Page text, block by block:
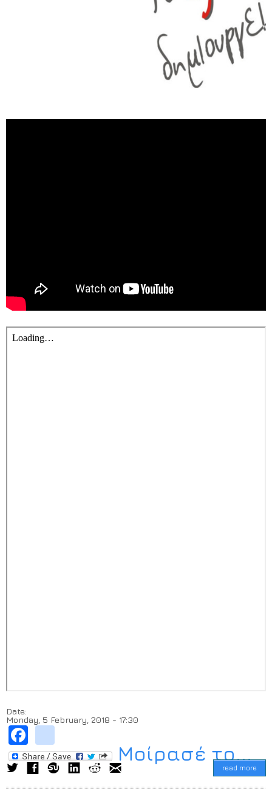
Date:
Monday, 5 February, 2018 - 17:30
Μοίρασέ το...
read more